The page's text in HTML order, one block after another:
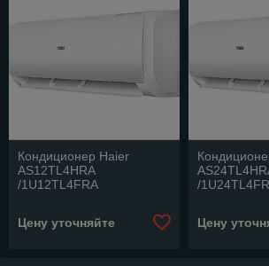
Кондиционер Haier
AS12TL4HRA
/1U12TL4FRA
Цену уточняйте
/
Цену